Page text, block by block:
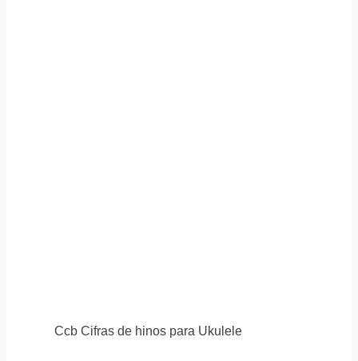
Ccb Cifras de hinos para Ukulele